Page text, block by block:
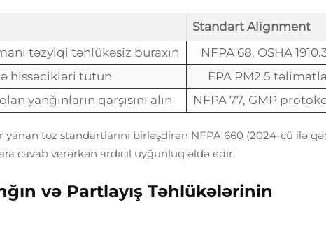
Standart Alignment
təzyiqi təhlükəsiz buraxın
NFPA 68, OSHA
hissəcikləri tutun
EPA PM2.5
yanğınların qarşısını alın NFPA 77, GMP
toz standartlarını birləşdirən NFPA 660 (2024-cü ilə
cavab verərkən ardıcıl uyğunluq əldə edir.
və Partlayış Təhlükələrinin